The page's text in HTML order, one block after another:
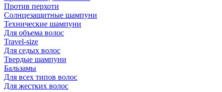
Против перхоти
Солнцезащитные шампуни
Технические шампуни
Для объема волос
Travel-size
Для седых волос
Твердые шампуни
Бальзамы
Для всех типов волос
Для жестких волос